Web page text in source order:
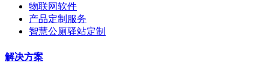
物联网软件
产品定制服务
智慧公厕驿站定制
解决方案